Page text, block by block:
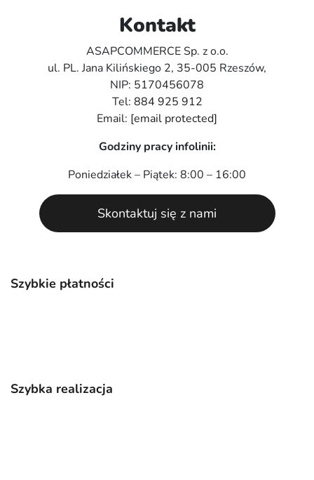
Szybkie płatności
Szybka realizacja
Kontakt
ASAPCOMMERCE Sp. z o.o.
ul. PL. Jana Kilińskiego 2, 35-005 Rzeszów,
NIP: 5170456078
Tel: 884 925 912
Email: [email protected]
Godziny pracy infolinii:
Poniedziałek – Piątek: 8:00 – 16:00
Skontaktuj się z nami